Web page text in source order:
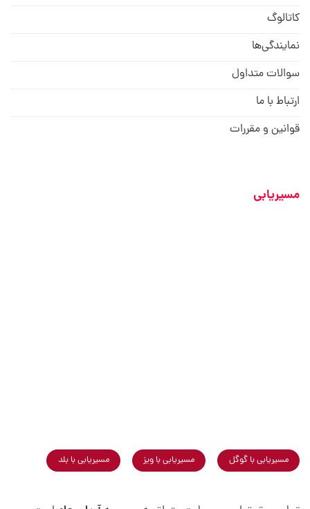
کاتالوگ
نمایندگی‌ها
سوالات متداول
ارتباط با ما
قوانین و مقررات
مسیریابی
مسیریابی با گوگل مسیریابی با ویز مسیریابی با بلد